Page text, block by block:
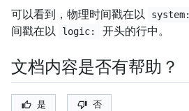
可以看到，物理时间戳在以 system:
间戳在以
logic: 开头的行中。
文档内容是否有帮助？
是 否